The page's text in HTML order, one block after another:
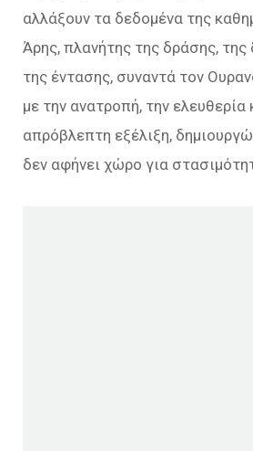
αλλάξουν τα δεδομένα της
Άρης, πλανήτης της δράσης, της
της έντασης, συναντά τον
με την ανατροπή, την ελευθερία
απρόβλεπτη εξέλιξη,
δεν αφήνει χώρο για